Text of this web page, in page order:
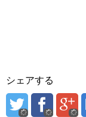
シェアする